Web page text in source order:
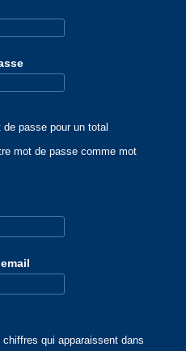
passe pour un total
mot de passe comme mot
qui apparaissent dans